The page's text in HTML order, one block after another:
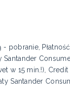
- pobranie, Płatność
Santander
w 15 min.!), Credit
Santander